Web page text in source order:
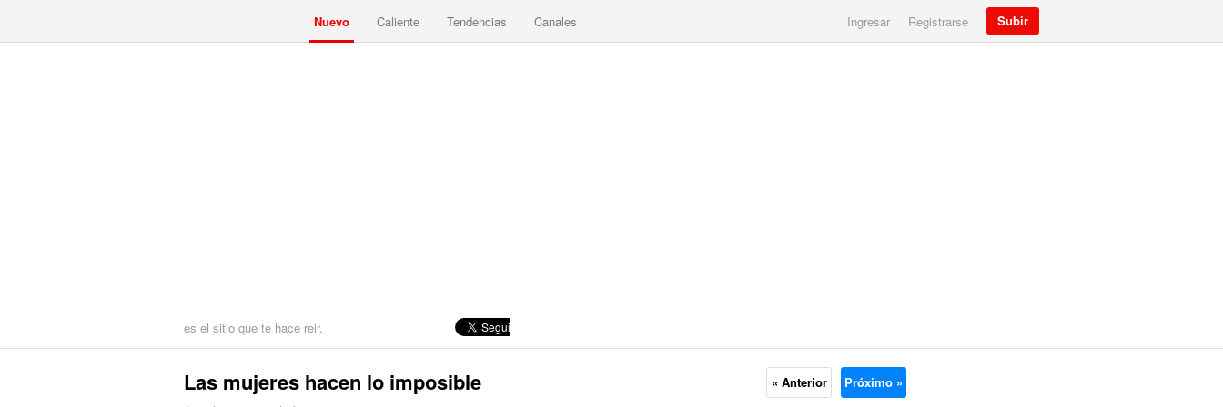
Nuevo Caliente Tendencias Canales Ingresar Registrarse Subir
es el sitio que te hace reir.
Las mujeres hacen lo imposible « Anterior Próximo »